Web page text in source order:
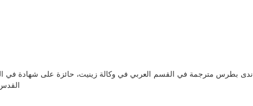
ندى بطرس مترجمة في القسم العربي في وكالة زينيت، حائزة على شهادة في